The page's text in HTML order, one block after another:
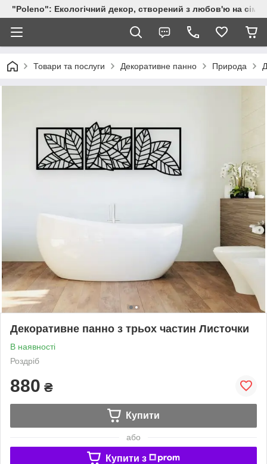
"Poleno": Екологічний декор, створений з любов'ю на
Товари та послуги Декоративне панно Природа
Декоративне панно з трьох частин Листочки
В наявності
Роздріб
880 ₴
Купити
або
Купити з